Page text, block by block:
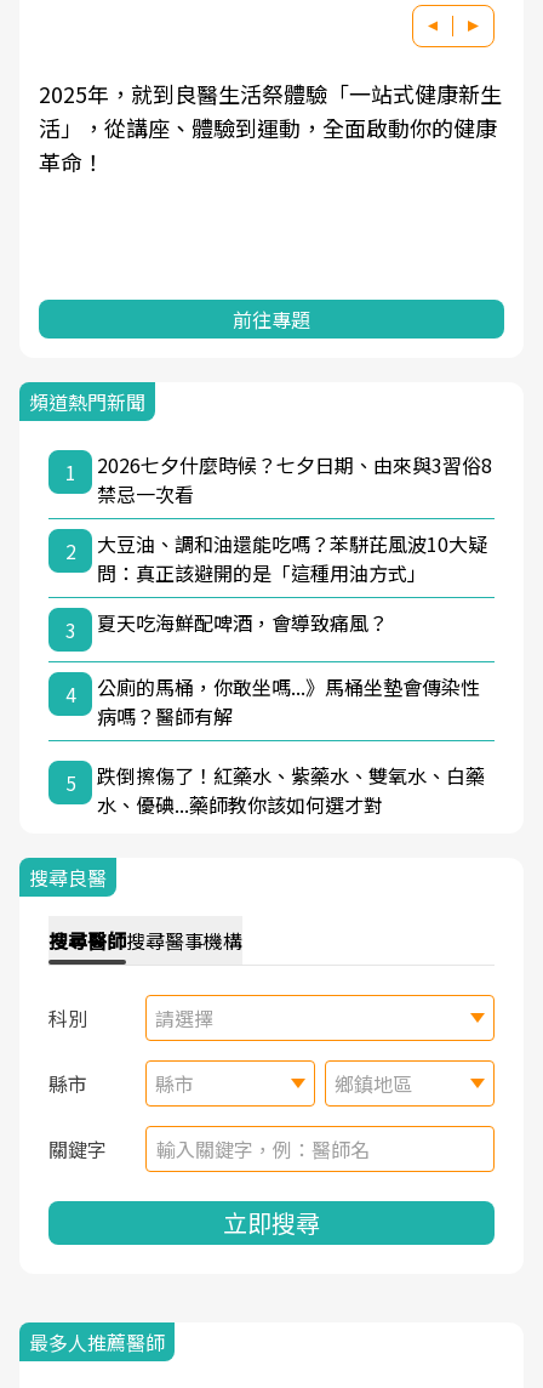
健康新生
的健康
良醫健康網從「換季的身體變化」出發，
學觀點與日常感受的對話，建立對亞健康
頻道熱門新聞
1
2026七夕什麼時候？七夕日期、由來與3習俗8
禁忌一次看
2
大豆油、調和油還能吃嗎？苯駢芘風波10大疑
問：真正該避開的是「這種用油方式」
3
夏天吃海鮮配啤酒，會導致痛風？
4
公廁的馬桶，你敢坐嗎...》馬桶坐墊會傳染性
病嗎？醫師有解
5
跌倒擦傷了！紅藥水、紫藥水、雙氧水、白藥
水、優碘...藥師教你該如何選才對
搜尋良醫
搜尋醫師搜尋醫事機構
科別 請選擇
縣市 縣市 鄉鎮地區
關鍵字
立即搜尋
最多人推薦醫師